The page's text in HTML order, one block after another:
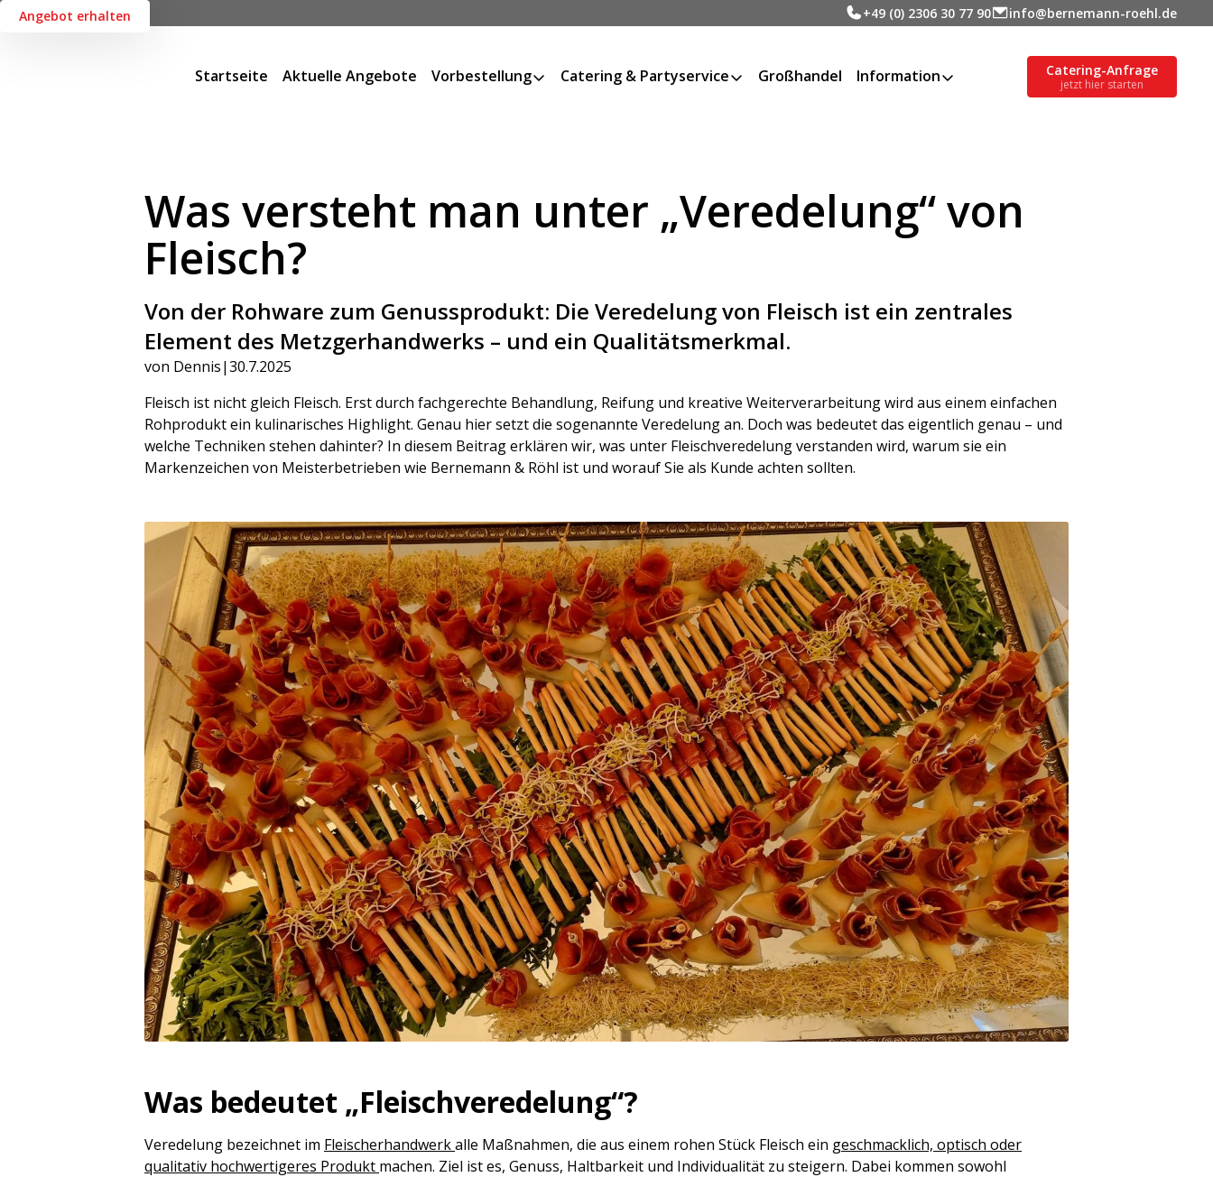
+49 (0) 2306 30 77 90 info@bernemann-roehl.de
Startseite Aktuelle Angebote Vorbestellung Catering & Partyservice Großhandel Information Catering-Anfrage
jetzt hier starten
Angebot erhalten
Was versteht man unter „Veredelung“ von
Fleisch?
Von der Rohware zum Genussprodukt: Die Veredelung von Fleisch ist ein zentrales
Element des Metzgerhandwerks – und ein Qualitätsmerkmal.
von Dennis|30.7.2025
Fleisch ist nicht gleich Fleisch. Erst durch fachgerechte Behandlung, Reifung und kreative Weiterverarbeitung wird aus einem einfachen
Rohprodukt ein kulinarisches Highlight. Genau hier setzt die sogenannte Veredelung an. Doch was bedeutet das eigentlich genau – und
welche Techniken stehen dahinter? In diesem Beitrag erklären wir, was unter Fleischveredelung verstanden wird, warum sie ein
Markenzeichen von Meisterbetrieben wie Bernemann & Röhl ist und worauf Sie als Kunde achten sollten.
Was bedeutet „Fleischveredelung“?
Veredelung bezeichnet im Fleischerhandwerkalle Maßnahmen, die aus einem rohen Stück Fleisch ein geschmacklich, optisch oder
qualitativ hochwertigeres Produkt machen. Ziel ist es, Genuss, Haltbarkeit und Individualität zu steigern. Dabei kommen sowohl